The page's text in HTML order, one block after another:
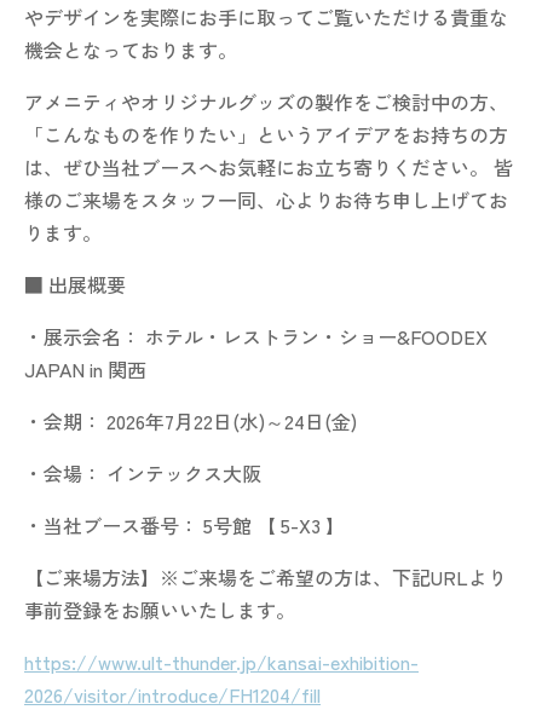
やデザインを実際にお手に取ってご覧いただける貴重な
機会となっております。
アメニティやオリジナルグッズの製作をご検討中の方、
「こんなものを作りたい」というアイデアをお持ちの方
は、ぜひ当社ブースへお気軽にお立ち寄りください。 皆
様のご来場をスタッフ一同、心よりお待ち申し上げてお
ります。
■ 出展概要
・展示会名： ホテル・レストラン・ショー&FOODEX
JAPAN in 関西
・会期： 2026年7月22日(水)～24日(金)
・会場： インテックス大阪
・当社ブース番号： 5号館 【 5-X3 】
【ご来場方法】※ご来場をご希望の方は、下記URLより
事前登録をお願いいたします。
https://www.ult-thunder.jp/kansai-exhibition-
2026/visitor/introduce/FH1204/fill